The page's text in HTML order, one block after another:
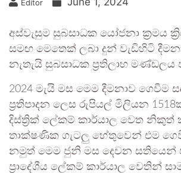
Editor
අස්වැසුම සුබසාධක යෝජනා ක්‍රමය
සමඟ මෙතෙක් ලබා දුන් වැඩිහිටි
නැතැයි සුබසාධක ප්‍රතිලාභ මණ්ඩලය
2024 මැයි මස මෙම දීමනාව ගෙවීම
ප්‍රතිපාදන ලෙස රුපියල් මිලියන
දිස්ත්‍රික් ලේකම් කාර්යාල වෙත නිකුත්
තාක්ෂණික ගැටලු හේතුවෙන් එම
නමුත් මෙම ජුනි මස දෙවන සතියෙන්
ප්‍රාදේශීය ලේකම් කාර්යාල වෙතින්